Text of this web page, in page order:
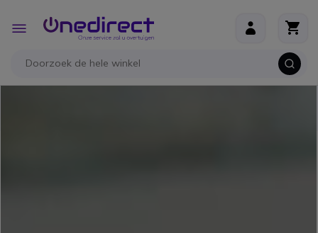
Toggle
Nav